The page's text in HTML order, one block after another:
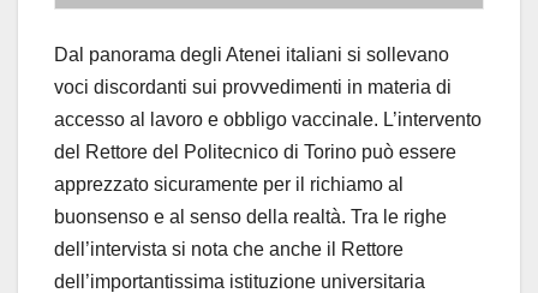
Dal panorama degli Atenei italiani si sollevano
voci discordanti sui provvedimenti in materia di
accesso al lavoro e obbligo vaccinale. L’intervento
del Rettore del Politecnico di Torino può essere
apprezzato sicuramente per il richiamo al
buonsenso e al senso della realtà. Tra le righe
dell’intervista si nota che anche il Rettore
dell’importantissima istituzione universitaria